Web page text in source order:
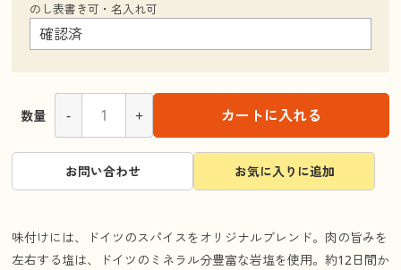
のし表書き可・名入れ可
数量 - + カートに入れる
お問い合わせ お気に入りに追加
味付けには、ドイツのスパイスをオリジナルブレンド。肉の旨みを
左右する塩は、ドイツのミネラル分豊富な岩塩を使用。約12日間か